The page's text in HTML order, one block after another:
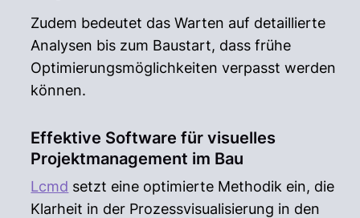
Zudem bedeutet das Warten auf detaillierte
Analysen bis zum Baustart, dass frühe
Optimierungsmöglichkeiten verpasst werden
können.
Effektive Software für visuelles
Projektmanagement im Bau
Lcmd setzt eine optimierte Methodik ein, die
Klarheit in der Prozessvisualisierung in den